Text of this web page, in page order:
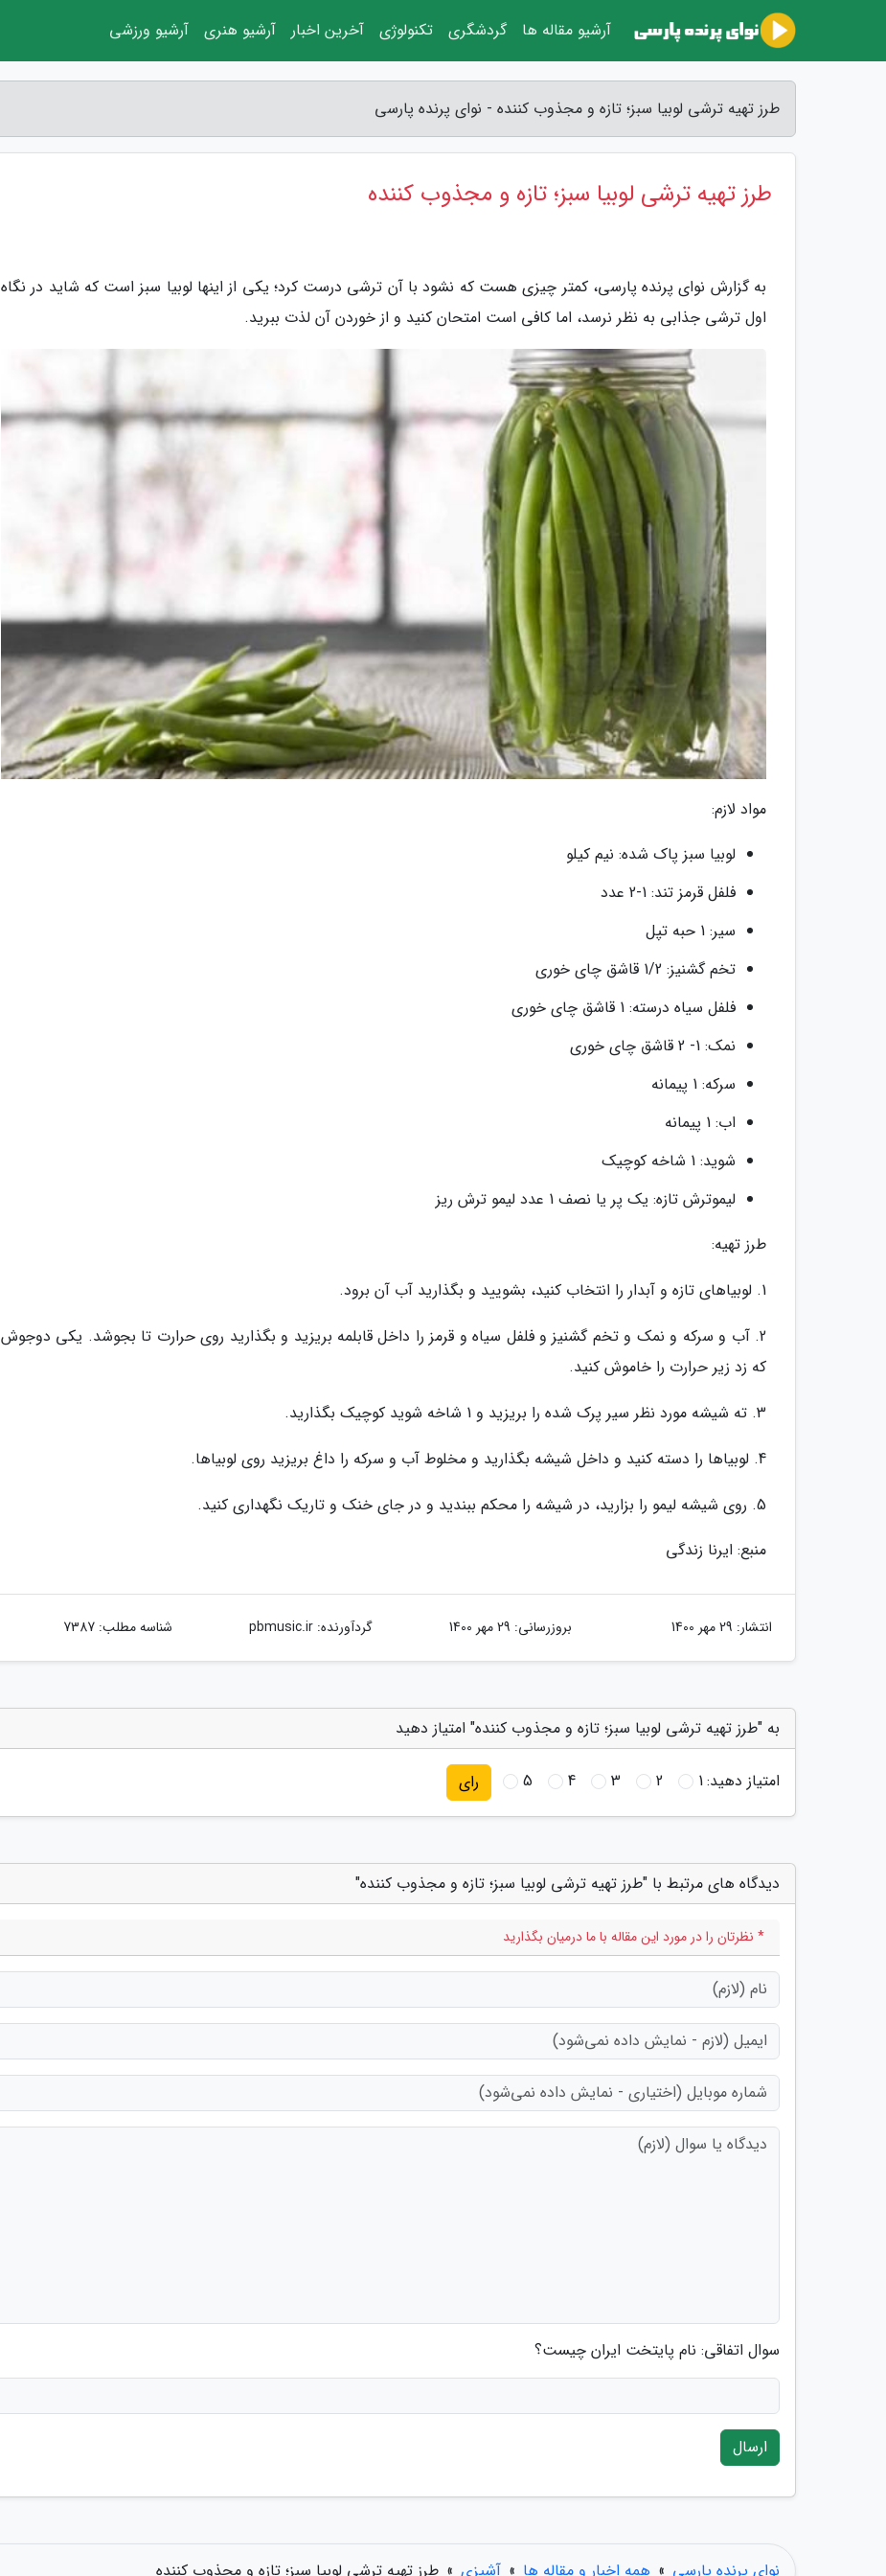
طرز تهیه ترشی لوبیا سبز؛ تازه و مجذوب کننده - نوای پرنده پارسی
طرز تهیه ترشی لوبیا سبز؛ تازه و مجذوب کننده
به گزارش نوای پرنده پارسی، کمتر چیزی هست که نشود با آن ترشی درست کرد؛ یکی از اینها لوبیا سبز است که شاید در نگاه
اول ترشی جذابی به نظر نرسد، اما کافی است امتحان کنید و از خوردن آن لذت ببرید.
مواد لازم:
لوبیا سبز پاک شده: نیم کیلو
فلفل قرمز تند: 1-2 عدد
سیر: 1 حبه تپل
تخم گشنیز: 1/2 قاشق چای خوری
فلفل سیاه درسته: 1 قاشق چای خوری
نمک: 1- 2 قاشق چای خوری
سرکه: 1 پیمانه
اب: 1 پیمانه
شوید: 1 شاخه کوچیک
لیموترش تازه: یک پر یا نصف 1 عدد لیمو ترش ریز
طرز تهیه:
1. لوبیاهای تازه و آبدار را انتخاب کنید، بشویید و بگذارید آب آن برود.
2. آب و سرکه و نمک و تخم گشنیز و فلفل سیاه و قرمز را داخل قابلمه بریزید و بگذارید روی حرارت تا بجوشد. یکی دوجوش
که زد زیر حرارت را خاموش کنید.
3. ته شیشه مورد نظر سیر پرک شده را بریزید و 1 شاخه شوید کوچیک بگذارید.
4. لوبیاها را دسته کنید و داخل شیشه بگذارید و مخلوط آب و سرکه را داغ بریزید روی لوبیاها.
5. روی شیشه لیمو را بزارید، در شیشه را محکم ببندید و در جای خنک و تاریک نگهداری کنید.
منبع: ایرنا زندگی
انتشار: 29 مهر 1400 بروزرسانی: 29 مهر 1400 گردآورنده:pbmusic.ir شناسه مطلب: 7387
به "طرز تهیه ترشی لوبیا سبز؛ تازه و مجذوب کننده" امتیاز دهید
امتیاز دهید:1
2
3
4
5 رای
دیدگاه های مرتبط با "طرز تهیه ترشی لوبیا سبز؛ تازه و مجذوب کننده"
* نظرتان را در مورد این مقاله با ما درمیان بگذارید
سوال اتفاقی: نام پایتخت ایران چیست؟
ارسال
نوای پرنده پارسی » همه اخبار و مقاله ها » آشپزی » طرز تهیه ترشی لوبیا سبز؛ تازه و مجذوب کننده
آرشیو مقاله ها گردشگری تکنولوژی آخرین اخبار آرشیو هنری آرشیو ورزشی